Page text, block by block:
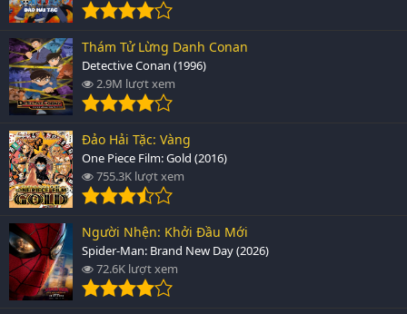
Thám Tử Lừng Danh Conan
Detective Conan (1996)
2.9M lượt xem
Đảo Hải Tặc: Vàng
One Piece Film: Gold (2016)
755.3K lượt xem
Người Nhện: Khởi Đầu Mới
Spider-Man: Brand New Day (2026)
72.6K lượt xem